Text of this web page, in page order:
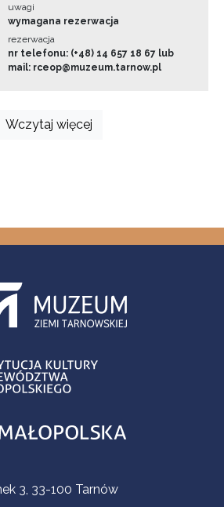
uwagi
wymagana rezerwacja
rezerwacja
nr telefonu: (+48) 14 657 18 67 lub
mail: rceop@muzeum.tarnow.pl
Wczytaj więcej
3, 33-100 Tarnów